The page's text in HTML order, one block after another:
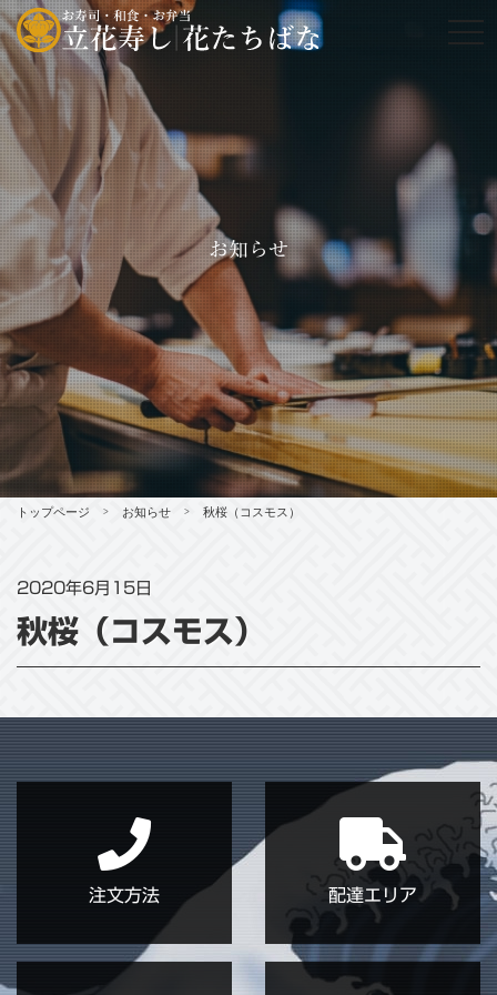
お知らせ
トップページ > お知らせ > 秋桜（コスモス）
2020年6月15日
秋桜（コスモス）
注文方法 配達エリア